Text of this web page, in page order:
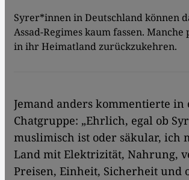
Syrer*innen in Deutschland können
Assad-Regimes kaum fassen.
in ihr Heimatland zurückzukehren.
Jemand anders kommentierte in
Chatgruppe: „Ehrlich, egal ob
muslimisch ist oder säkular, ich
Land mit Elektrizität, Nahrung,
Preisen, Einheit, Sicherheit und